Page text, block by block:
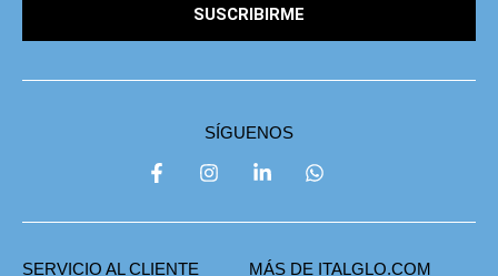
SUSCRIBIRME
SÍGUENOS
SERVICIO AL CLIENTE MÁS DE ITALGLO.COM